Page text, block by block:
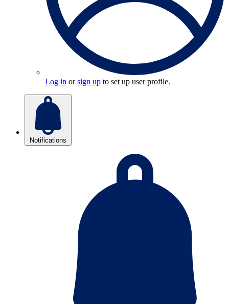
Log in orsign up to set up user profile.
Notifications